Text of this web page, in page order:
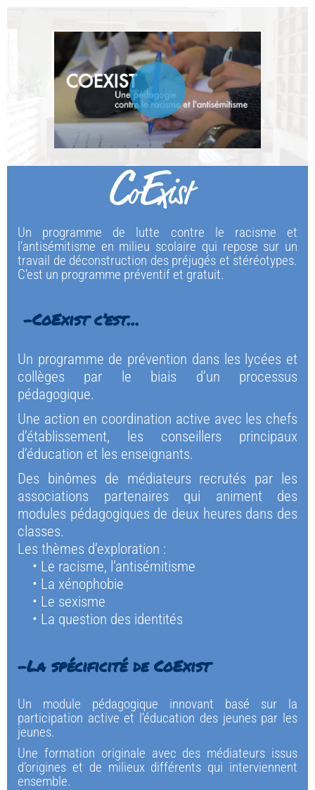
Un programme de lutte contre le racisme et
l’antisémitisme en milieu scolaire qui repose sur un
travail de déconstruction des préjugés et stéréotypes.
C’est un programme préventif et gratuit.
-CoExist c’est…
Un programme de prévention dans les lycées et
collèges par le biais d’un processus
pédagogique.
Une action en coordination active avec les chefs
d’établissement, les conseillers principaux
d’éducation et les enseignants.
Des binômes de médiateurs recrutés par les
associations partenaires qui animent des
modules pédagogiques de deux heures dans des
classes.
Les thèmes d’exploration :
Le racisme, l’antisémitisme
La xénophobie
Le sexisme
La question des identités
-La spécificité de CoExist
Un module pédagogique innovant basé sur la
participation active et l’éducation des jeunes par les
jeunes.
Une formation originale avec des médiateurs issus
d’origines et de milieux différents qui interviennent
ensemble.